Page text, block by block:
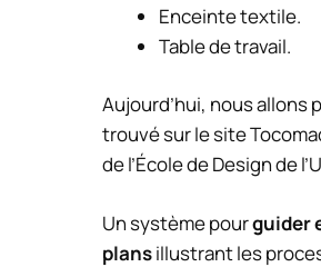
Enceinte textile.
Table de travail.
Aujourd’hui, nous allons
trouvé sur le site
de l’École de Design de
Un système pourguider
plansillustrant les